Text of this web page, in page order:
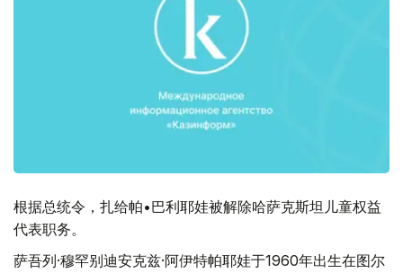
根据总统令，扎给帕•巴利耶娃被解除哈萨克斯坦儿童权益
代表职务。
萨吾列·穆罕别迪安克兹·阿伊特帕耶娃于1960年出生在图尔